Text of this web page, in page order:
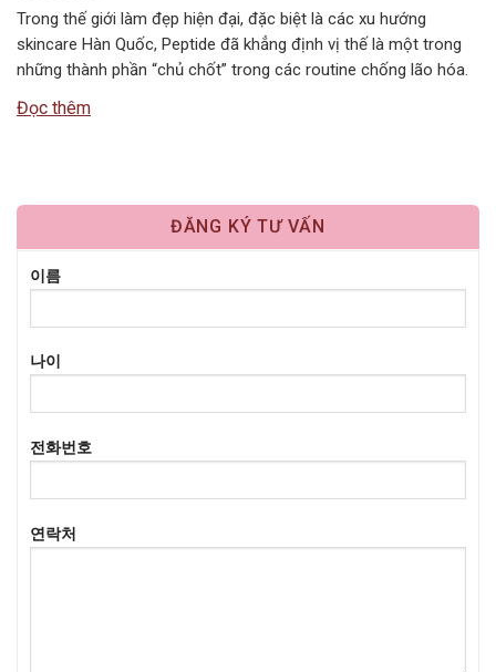
Trong thế giới làm đẹp hiện đại, đặc biệt là các xu hướng
skincare Hàn Quốc, Peptide đã khẳng định vị thế là một trong
những thành phần “chủ chốt” trong các routine chống lão hóa.
nhất vẫn là băn…
Đọc thêm
ĐĂNG KÝ TƯ VẤN
이름
나이
전화번호
연락처